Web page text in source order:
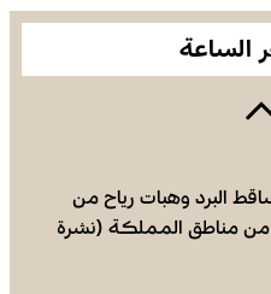
الساعة
البرد وهبات رياح من
من مناطق المملكة (نشرة